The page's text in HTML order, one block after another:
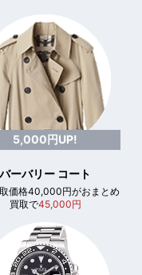
5,000円UP!
バーバリー コート
価格40,000円がおまとめ
買取で45,000円